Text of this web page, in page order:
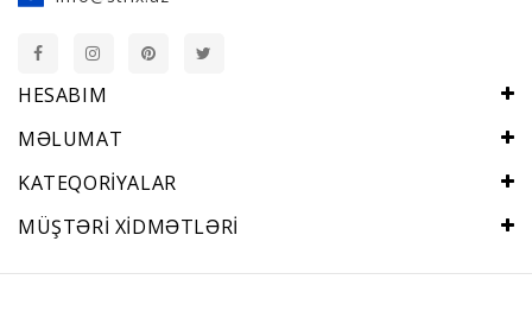
HESABIM
MƏLUMAT
KATEQORIYALAR
MÜŞTƏRI XIDMƏTLƏRI